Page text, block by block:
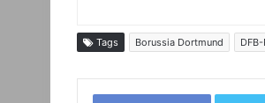
Tags Borussia Dortmund